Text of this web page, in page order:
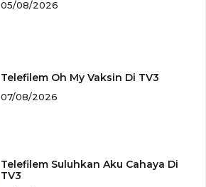
05/08/2026
Telefilem Oh My Vaksin Di TV3
07/08/2026
Telefilem Suluhkan Aku Cahaya Di
TV3